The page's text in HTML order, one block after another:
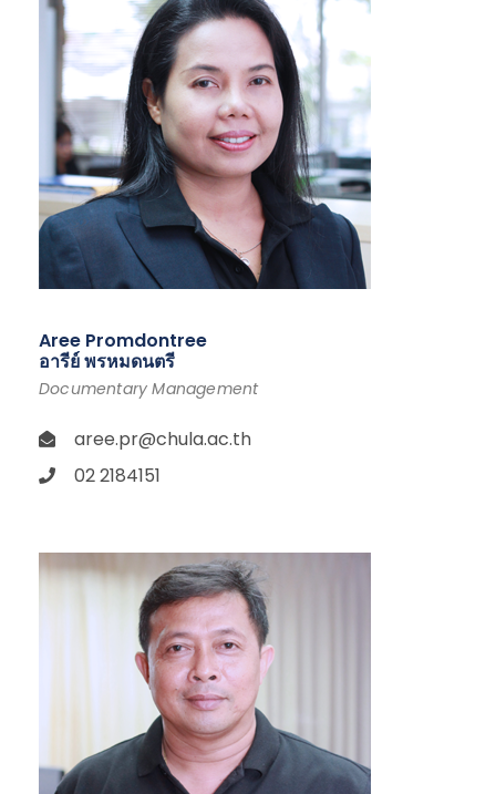
Aree Promdontree
อารีย์ พรหมดนตรี
Documentary Management
aree.pr@chula.ac.th
02 2184151